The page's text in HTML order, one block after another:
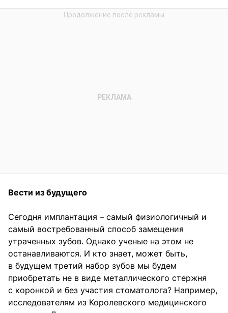
Вести из будущего
Сегодня имплантация – самый физиологичный и
самый востребованный способ замещения
утраченных зубов. Однако ученые на этом не
останавливаются. И кто знает, может быть,
в будущем третий набор зубов мы будем
приобретать не в виде металлического стержня
с коронкой и без участия стоматолога? Например,
исследователям из Королевского медицинского